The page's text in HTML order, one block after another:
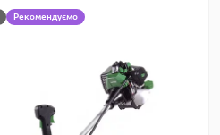
Рекомендуємо